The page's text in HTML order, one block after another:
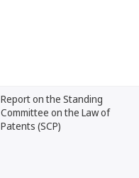
Report on the Standing
Committee on the Law of
Patents (SCP)